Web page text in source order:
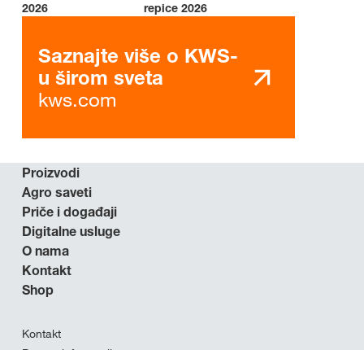
2026
repice 2026
Saznajte više o KWS-
u širom sveta
kws.com
Proizvodi
Agro saveti
Priče i događaji
Digitalne usluge
O nama
Kontakt
Shop
Kontakt